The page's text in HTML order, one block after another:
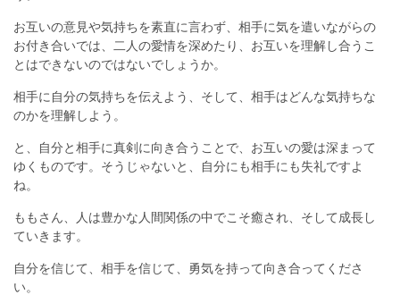
お互いの意見や気持ちを素直に言わず、相手に気を遣いながらの
お付き合いでは、二人の愛情を深めたり、お互いを理解し合うこ
とはできないのではないでしょうか。
相手に自分の気持ちを伝えよう、そして、相手はどんな気持ちな
のかを理解しよう。
と、自分と相手に真剣に向き合うことで、お互いの愛は深まって
ゆくものです。そうじゃないと、自分にも相手にも失礼ですよ
ね。
ももさん、人は豊かな人間関係の中でこそ癒され、そして成長し
ていきます。
自分を信じて、相手を信じて、勇気を持って向き合ってくださ
い。